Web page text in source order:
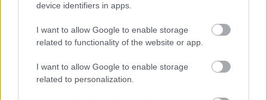
device identifiers in apps.
I want to allow Google to enable storage
related to functionality of the website or app.
I want to allow Google to enable storage
related to personalization.